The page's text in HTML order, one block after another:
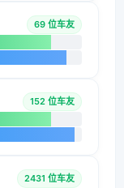
69 位车友
152 位车友
2431 位车友